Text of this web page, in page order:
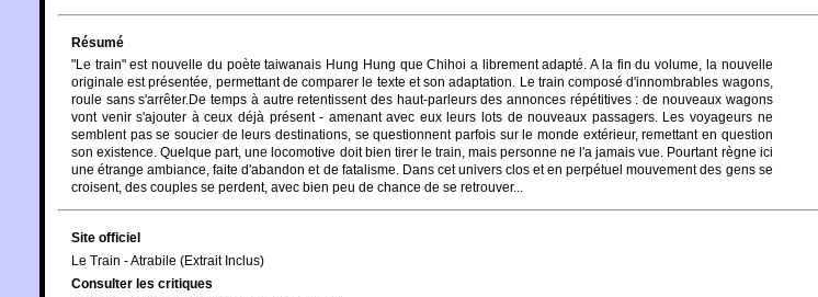
Résumé
"Le train" est nouvelle du poète taiwanais Hung Hung que Chihoi a librement adapté. A la fin du volume, la nouvelle
originale est présentée, permettant de comparer le texte et son adaptation. Le train composé d'innombrables wagons,
roule sans s'arrêter.De temps à autre retentissent des haut-parleurs des annonces répétitives : de nouveaux wagons
vont venir s'ajouter à ceux déjà présent - amenant avec eux leurs lots de nouveaux passagers. Les voyageurs ne
semblent pas se soucier de leurs destinations, se questionnent parfois sur le monde extérieur, remettant en question
son existence. Quelque part, une locomotive doit bien tirer le train, mais personne ne l'a jamais vue. Pourtant règne ici
une étrange ambiance, faite d'abandon et de fatalisme. Dans cet univers clos et en perpétuel mouvement des gens se
croisent, des couples se perdent, avec bien peu de chance de se retrouver...
Site officiel
Le Train - Atrabile (Extrait Inclus)
Consulter les critiques